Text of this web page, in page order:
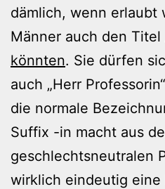
dämlich, wenn erlaubt
Männer auch den Titel
könnten. Sie dürfen
auch „Herr
die normale
Suffix -in macht aus
geschlechtsneutralen
wirklich eindeutig eine